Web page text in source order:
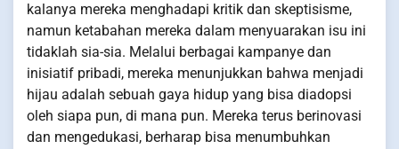
kalanya mereka menghadapi kritik dan skeptisisme,
namun ketabahan mereka dalam menyuarakan isu ini
tidaklah sia-sia. Melalui berbagai kampanye dan
inisiatif pribadi, mereka menunjukkan bahwa menjadi
hijau adalah sebuah gaya hidup yang bisa diadopsi
oleh siapa pun, di mana pun. Mereka terus berinovasi
dan mengedukasi, berharap bisa menumbuhkan